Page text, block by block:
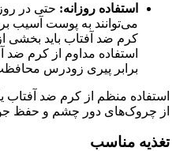
استفاده روزانه:
می‌توانند به پوست آسیب
کرم ضد آفتاب باید بخشی
استفاده مداوم از کرم ضد
برابر پیری زودرس
استفاده منظم از کرم ضد آفتاب
از چروک‌های دور چشم و حفظ
تغذیه مناسب